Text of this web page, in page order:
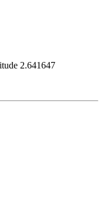
2.641647